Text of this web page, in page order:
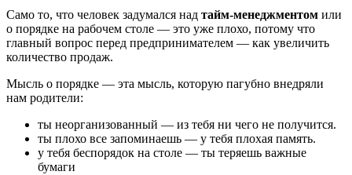
Само то, что человек задумался над тайм-менеджментом или
о порядке на рабочем столе — это уже плохо, потому что
главный вопрос перед предпринимателем — как увеличить
количество продаж.
Мысль о порядке — эта мысль, которую пагубно внедряли
нам родители:
ты неорганизованный — из тебя ни чего не получится.
ты плохо все запоминаешь — у тебя плохая память.
у тебя беспорядок на столе — ты теряешь важные
бумаги